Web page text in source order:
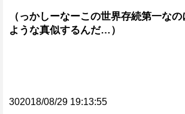
（っかしーなーこの世界存続第一な
ような真似するんだ…）
302018/08/29 19:13:55